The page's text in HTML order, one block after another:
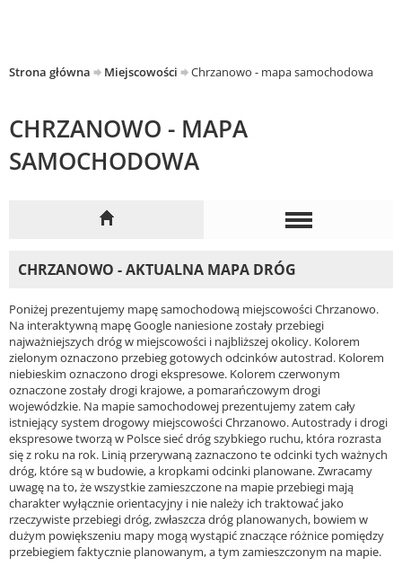
Strona główna Miejscowości Chrzanowo - mapa samochodowa
CHRZANOWO - MAPA
SAMOCHODOWA
CHRZANOWO - AKTUALNA MAPA DRÓG
Poniżej prezentujemy mapę samochodową miejscowości Chrzanowo.
Na interaktywną mapę Google naniesione zostały przebiegi
najważniejszych dróg w miejscowości i najbliższej okolicy. Kolorem
zielonym oznaczono przebieg gotowych odcinków autostrad. Kolorem
niebieskim oznaczono drogi ekspresowe. Kolorem czerwonym
oznaczone zostały drogi krajowe, a pomarańczowym drogi
wojewódzkie. Na mapie samochodowej prezentujemy zatem cały
istniejący system drogowy miejscowości Chrzanowo. Autostrady i drogi
ekspresowe tworzą w Polsce sieć dróg szybkiego ruchu, która rozrasta
się z roku na rok. Linią przerywaną zaznaczono te odcinki tych ważnych
dróg, które są w budowie, a kropkami odcinki planowane. Zwracamy
uwagę na to, że wszystkie zamieszczone na mapie przebiegi mają
charakter wyłącznie orientacyjny i nie należy ich traktować jako
rzeczywiste przebiegi dróg, zwłaszcza dróg planowanych, bowiem w
dużym powiększeniu mapy mogą wystąpić znaczące różnice pomiędzy
przebiegiem faktycznie planowanym, a tym zamieszczonym na mapie.